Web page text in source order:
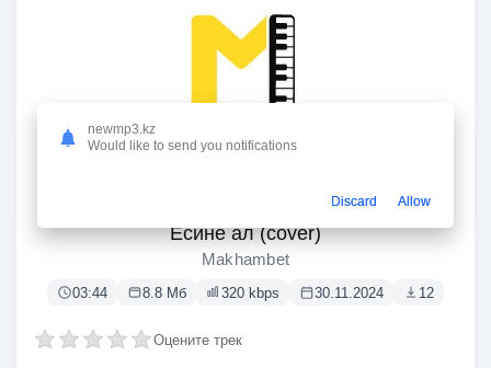
Есине ал (cover)
Makhambet
03:44 8.8 Мб 320 kbps 30.11.2024 12
Оцените трек
newmp3.kz
Would like to send you notifications
Discard Allow